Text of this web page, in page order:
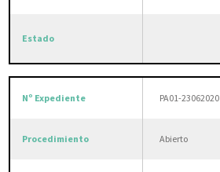
PA01-23062020
Abierto